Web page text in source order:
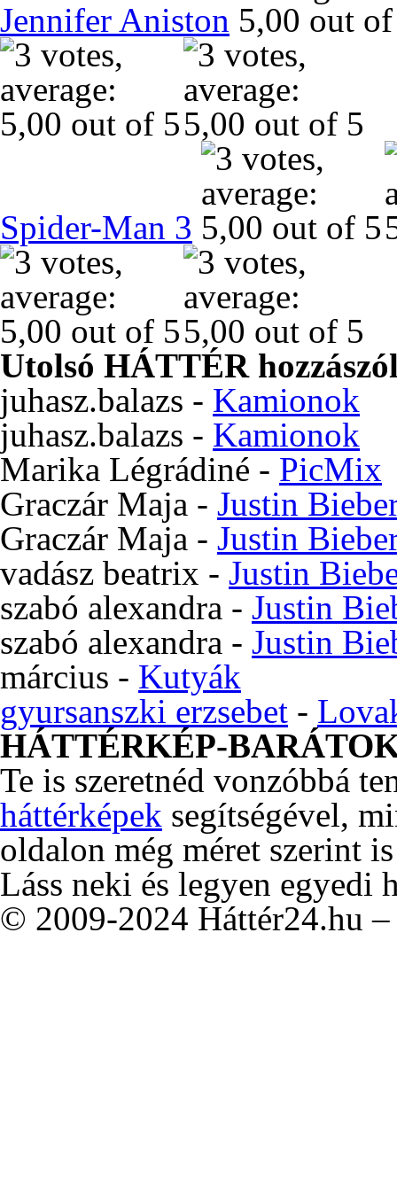
Jennifer Aniston
Spider-Man 3
Utolsó HÁTTÉR
juhasz.balazs - Kamionok
juhasz.balazs - Kamionok
Marika Légrádiné - PicMix
Graczár Maja - Justin
Graczár Maja - Justin
vadász beatrix - Justin
szabó alexandra - Justin
szabó alexandra - Justin
március - Kutyák
gyursanszki erzsebet -
HÁTTÉRKÉP-
Te is szeretnéd vonzóbbá
háttérképek segítségével,
oldalon még méret szerint
Láss neki és legyen egyedi
© 2009-2024 Háttér24.hu